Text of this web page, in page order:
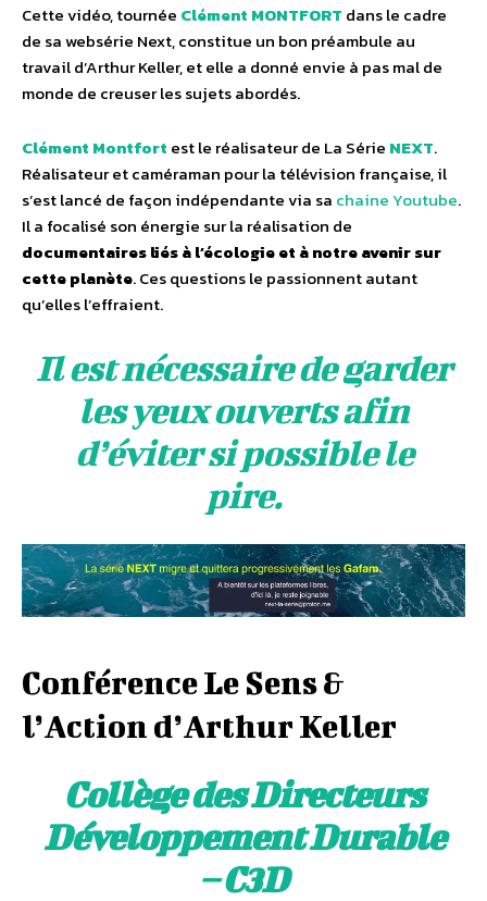
Cette vidéo, tournée Clément MONTFORT dans le cadre
de sa websérie Next, constitue un bon préambule au
travail d’Arthur Keller, et elle a donné envie à pas mal de
monde de creuser les sujets abordés.
Clément Montfort est le réalisateur de La Série NEXT.
Réalisateur et caméraman pour la télévision française, il
s’est lancé de façon indépendante via sa chaine Youtube.
Il a focalisé son énergie sur la réalisation de
documentaires liés à l’écologie et à notre avenir sur
cette planète. Ces questions le passionnent autant
qu’elles l’effraient.
Il est nécessaire de garder
les yeux ouverts afin
d’éviter si possible le
pire.
Conférence Le Sens &
l’Action d’Arthur Keller
Collège des Directeurs
Développement Durable
– C3D